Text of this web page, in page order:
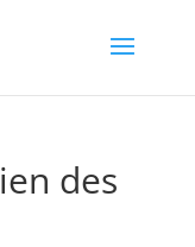
des